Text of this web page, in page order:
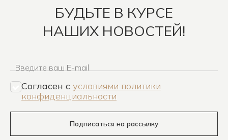
БУДЬТЕ В КУРСЕ
НАШИХ НОВОСТЕЙ!
Введите ваш E-mail
Согласен c условиями политики
конфиденциальности
Подписаться на рассылку